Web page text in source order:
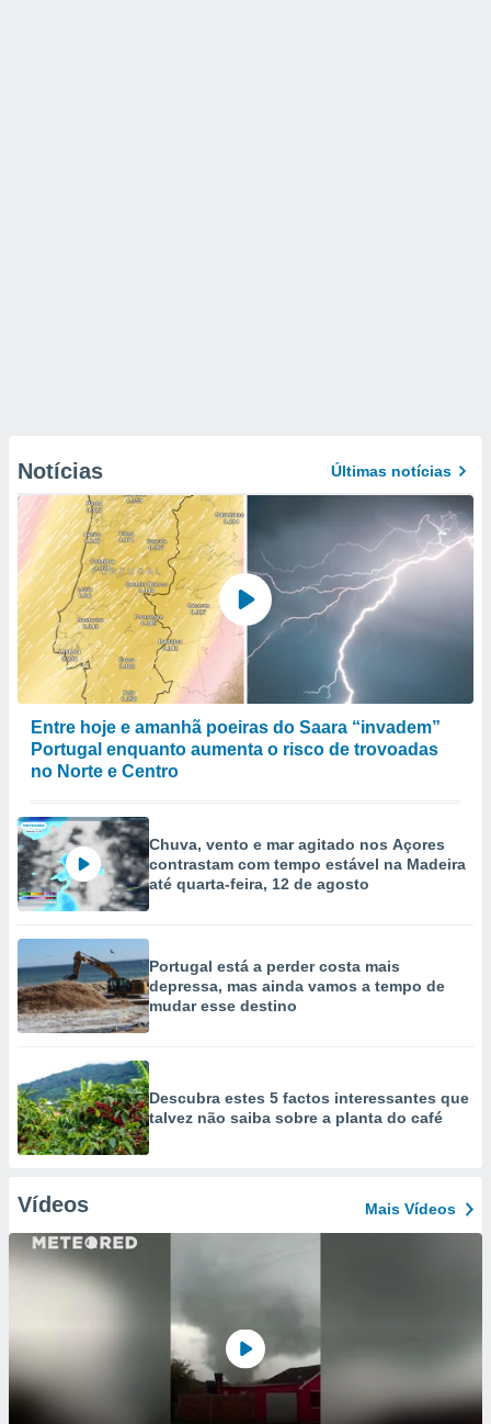
Notícias Últimas notícias
Entre hoje e amanhã poeiras do Saara “invadem”
Portugal enquanto aumenta o risco de trovoadas
no Norte e Centro
Chuva, vento e mar agitado nos Açores
contrastam com tempo estável na Madeira
até quarta-feira, 12 de agosto
Portugal está a perder costa mais
depressa, mas ainda vamos a tempo de
mudar esse destino
Descubra estes 5 factos interessantes que
talvez não saiba sobre a planta do café
Vídeos Mais Vídeos